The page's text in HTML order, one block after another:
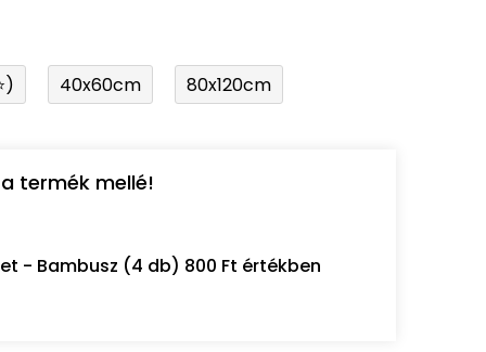
40x60cm 80x120cm
termék mellé!
- Bambusz (4 db) 800 Ft értékben